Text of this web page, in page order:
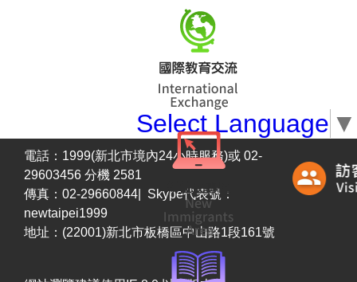
Select Language ▼
電話：1999(新北市境內24小時服務)或 02-
29603456 分機 2581
傳真：02-29660844| Skype代表號：
newtaipei1999
地址：(22001)新北市板橋區中山路1段161號